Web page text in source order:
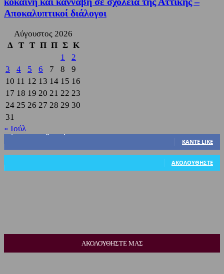
Αποκαλυπτικοί διάλογοι
Αύγουστος 2026
Δ
Τ Τ Π Π Σ Κ
1
2
3
4 5 6 7 8
9
10 11 12 13 14 15 16
17 18 19 20 21 22 23
24 25 26 27 28 29 30
31
« Ιούλ
3,822
ΚΆΝΤΕ LIKE
ΑΚΟΛΟΥΘΉΣΤΕ
ΑΚΟΛΟΥΘΗΣΤΕ ΜΑΣ